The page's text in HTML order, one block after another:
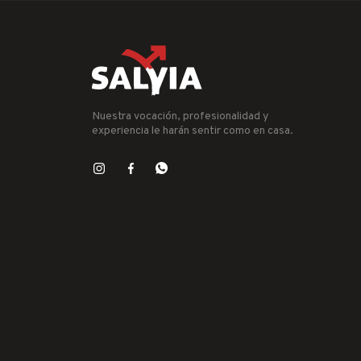
Nuestra vocación, profesionalidad y
experiencia le harán sentir como en casa.